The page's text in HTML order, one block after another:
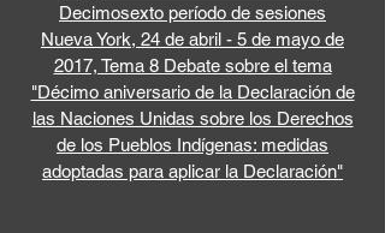
Decimosexto período de sesiones
Nueva York, 24 de abril - 5 de mayo de
2017, Tema 8 Debate sobre el tema
"Décimo aniversario de la Declaración de
las Naciones Unidas sobre los Derechos
de los Pueblos Indígenas: medidas
adoptadas para aplicar la Declaración"